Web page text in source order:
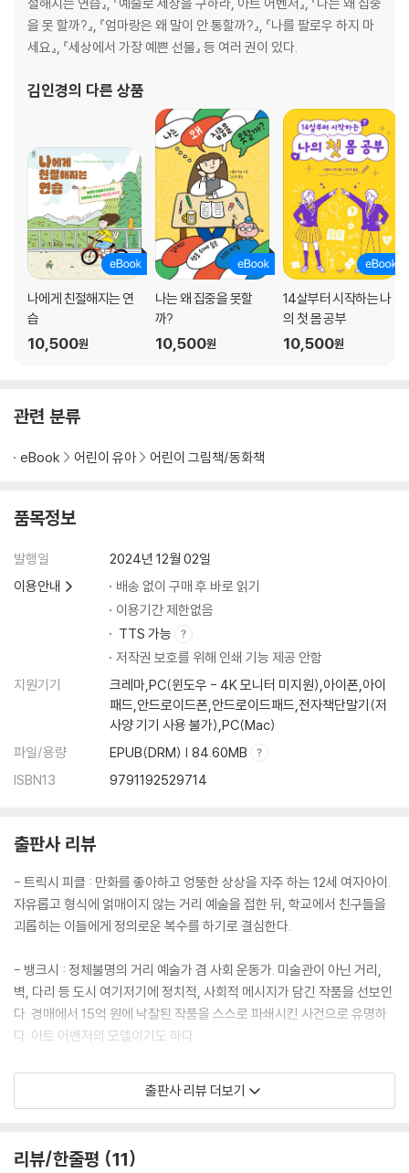
을 못 할까?』, 『엄마랑은 왜 말이 안 통할까?』, 『나를 팔로우 하지 마
세요』, 『세상에서 가장 예쁜 선물』 등 여러 권이 있다.
김인경의 다른 상품
나에게 친절해지는 연
습
10,500원
나는 왜 집중을 못할
까?
10,500원
14살부터 시작하는 나
의 첫 몸 공부
10,500원
관련 분류
eBook 어린이 유아 어린이 그림책/동화책
품목정보
발행일
2024년 12월 02일
이용안내
배송 없이 구매 후 바로 읽기
이용기간 제한없음
TTS 가능
저작권 보호를 위해 인쇄 기능 제공 안함
지원기기
크레마,PC(윈도우 - 4K 모니터 미지원),아이폰,아이
패드,안드로이드폰,안드로이드패드,전자책단말기(저
사양 기기 사용 불가),PC(Mac)
파일/용량
EPUB(DRM) | 84.60MB
ISBN13
9791192529714
출판사 리뷰
- 트릭시 피클 : 만화를 좋아하고 엉뚱한 상상을 자주 하는 12세 여자아이.
자유롭고 형식에 얽매이지 않는 거리 예술을 접한 뒤, 학교에서 친구들을
괴롭히는 이들에게 정의로운 복수를 하기로 결심한다.
- 뱅크시 : 정체불명의 거리 예술가 겸 사회 운동가. 미술관이 아닌 거리,
벽, 다리 등 도시 여기저기에 정치적, 사회적 메시지가 담긴 작품을 선보인
다. 경매에서 15억 원에 낙찰된 작품을 스스로 파쇄시킨 사건으로 유명하
다. 아트 어벤저의 모델이기도 하다.
- 책에서 소개되는 아티스트(11명) : 레오나르도 다빈치, 인베이더, 뱅크
시, 브리짓 라일리, 키스 해링, 앤터니 곰리, 파블로 피카소, 앤디 워홀, 크
슈퍼히어로는 아닙니다만
출판사 리뷰 더보기
리뷰/한줄평 11